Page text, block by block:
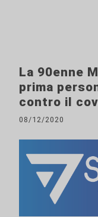
La 90enne
prima
contro il
08/12/2020